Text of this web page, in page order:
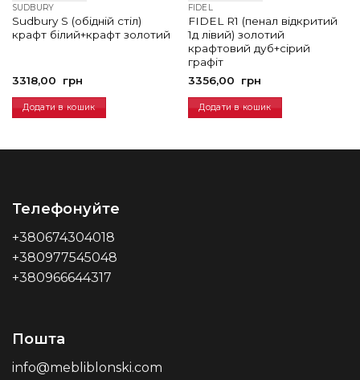
SUDBURY
Sudbury S (обідній стіл)
крафт білий+крафт золотий
3318,00 грн
Додати в кошик
FIDEL
FIDEL R1 (пенал відкритий
1д лівий) золотий
крафтовий дуб+сірий
графіт
3356,00
грн
Додати в кошик
Телефонуйте
+380674304018
+380977545048
+380966644317
Пошта
info@mebliblonski.com